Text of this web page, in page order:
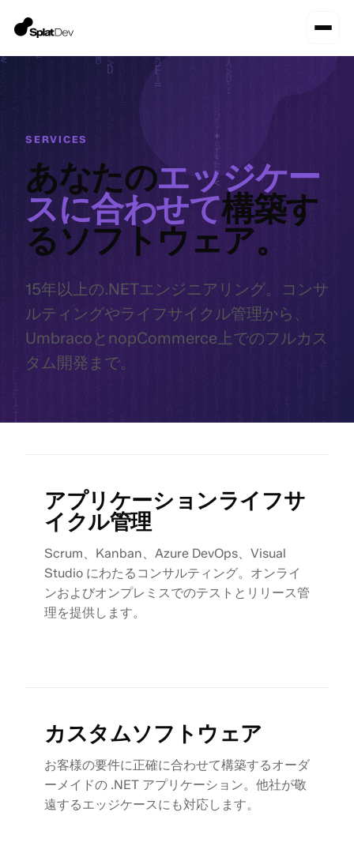
SERVICES
あなたのエッジケー
スに合わせて構築す
るソフトウェア。
15年以上の.NETエンジニアリング。コンサ
ルティングやライフサイクル管理から、
UmbracoとnopCommerce上でのフルカス
タム開発まで。
アプリケーションライフサ
イクル管理
Scrum、Kanban、Azure DevOps、Visual
Studio にわたるコンサルティング。オンライ
ンおよびオンプレミスでのテストとリリース管
理を提供します。
カスタムソフトウェア
お客様の要件に正確に合わせて構築するオーダ
ーメイドの .NET アプリケーション。他社が敬
遠するエッジケースにも対応します。